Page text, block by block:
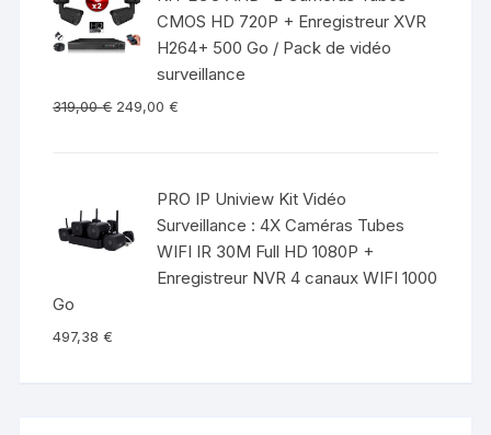
CMOS HD 720P + Enregistreur XVR
H264+ 500 Go / Pack de vidéo
surveillance
319,00€ 249,00€
PRO IP Uniview Kit Vidéo
Surveillance : 4X Caméras Tubes
WIFI IR 30M Full HD 1080P +
Enregistreur NVR 4 canaux WIFI 1000
Go
497,38€